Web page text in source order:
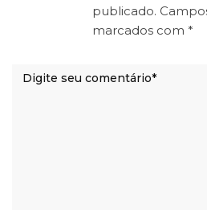
publicado.
marcados com *